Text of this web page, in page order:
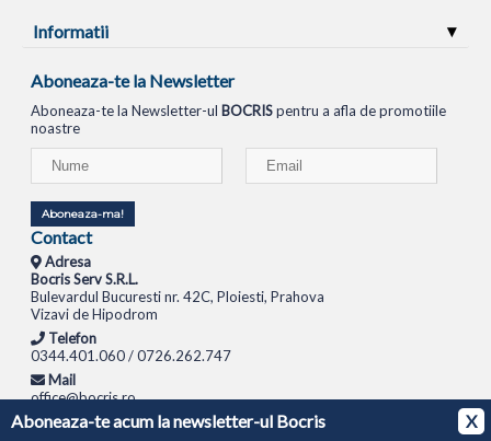
Aboneaza-te acum la newsletter-ul Bocris X
Informatii
Aboneaza-te la Newsletter
Aboneaza-te la Newsletter-ul BOCRISpentru a afla de promotiile
noastre
Aboneaza-ma!
Contact
Adresa
Bocris Serv S.R.L.
Bulevardul Bucuresti nr. 42C, Ploiesti, Prahova
Vizavi de Hipodrom
Telefon
0344.401.060 / 0726.262.747
Mail
office@bocris.ro
LAPTOPURI NETBOOK TABLETE MULTIFUNCTIONALE